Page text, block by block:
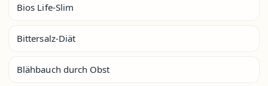
Bios Life-Slim
Bittersalz-Diät
Blähbauch durch Obst